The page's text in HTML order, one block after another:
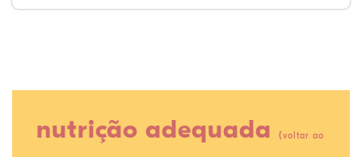
nutrição adequada (voltar ao